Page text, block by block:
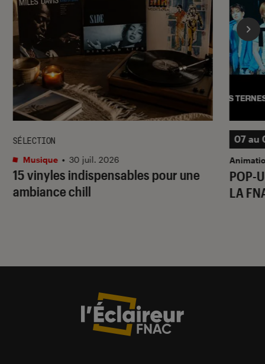
15 vinyles indispensables pour une
ambiance chill
SÉLECTION
Musique • 30 juil. 2026
POP-
LA
07 au